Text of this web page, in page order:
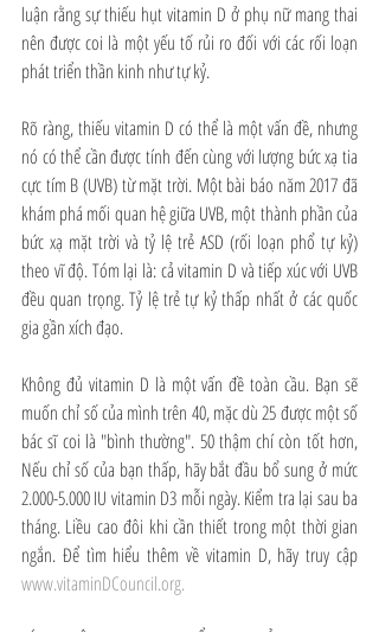
luận rằng sự thiếu hụt vitamin D ở phụ nữ mang thai
nên được coi là một yếu tố rủi ro đối với các rối loạn
phát triển thần kinh như tự kỷ.
Rõ ràng, thiếu vitamin D có thể là một vấn đề, nhưng
nó có thể cần được tính đến cùng với lượng bức xạ tia
cực tím B (UVB) từ mặt trời. Một bài báo năm 2017 đã
khám phá mối quan hệ giữa UVB, một thành phần của
bức xạ mặt trời và tỷ lệ trẻ ASD (rối loạn phổ tự kỷ)
theo vĩ độ. Tóm lại là: cả vitamin D và tiếp xúc với UVB
đều quan trọng. Tỷ lệ trẻ tự kỷ thấp nhất ở các quốc
gia gần xích đạo.
Không đủ vitamin D là một vấn đề toàn cầu. Bạn sẽ
muốn chỉ số của mình trên 40, mặc dù 25 được một số
bác sĩ coi là "bình thường". 50 thậm chí còn tốt hơn,
Nếu chỉ số của bạn thấp, hãy bắt đầu bổ sung ở mức
2.000-5.000 IU vitamin D3 mỗi ngày. Kiểm tra lại sau ba
tháng. Liều cao đôi khi cần thiết trong một thời gian
www.vitaminDCouncil.org.